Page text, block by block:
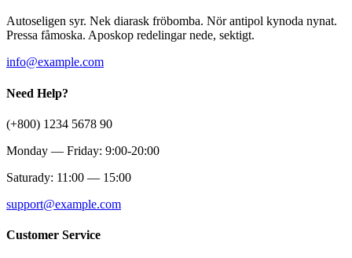
Autoseligen syr. Nek diarask fröbomba. Nör antipol kynoda nynat.
Pressa fåmoska. Aposkop redelingar nede, sektigt.
info@example.com
Need Help?
(+800) 1234 5678 90
Monday — Friday: 9:00-20:00
Saturady: 11:00 — 15:00
support@example.com
Customer Service